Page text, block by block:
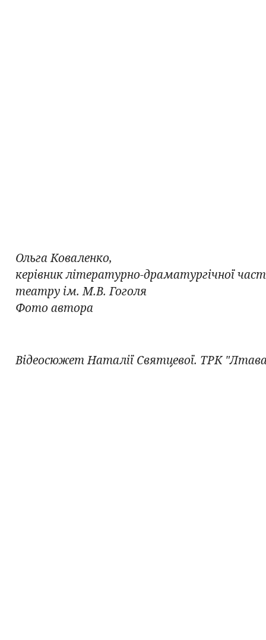
Ольга Коваленко,
керівник літературно-драматургічної
театру ім. М.В. Гоголя
Фото автора
Відеосюжет Наталії Святцевої. ТРК